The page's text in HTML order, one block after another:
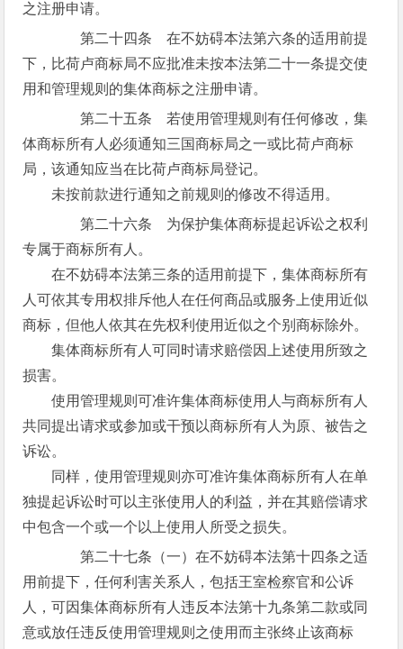
之注册申请。
第二十四条 在不妨碍本法第六条的适用前提
下，比荷卢商标局不应批准未按本法第二十一条提交使
用和管理规则的集体商标之注册申请。
第二十五条 若使用管理规则有任何修改，集
体商标所有人必须通知三国商标局之一或比荷卢商标
局，该通知应当在比荷卢商标局登记。
未按前款进行通知之前规则的修改不得适用。
第二十六条 为保护集体商标提起诉讼之权利
专属于商标所有人。
在不妨碍本法第三条的适用前提下，集体商标所有
人可依其专用权排斥他人在任何商品或服务上使用近似
商标，但他人依其在先权利使用近似之个别商标除外。
集体商标所有人可同时请求赔偿因上述使用所致之
损害。
使用管理规则可准许集体商标使用人与商标所有人
共同提出请求或参加或干预以商标所有人为原、被告之
诉讼。
同样，使用管理规则亦可准许集体商标所有人在单
独提起诉讼时可以主张使用人的利益，并在其赔偿请求
中包含一个或一个以上使用人所受之损失。
第二十七条（一）在不妨碍本法第十四条之适
用前提下，任何利害关系人，包括王室检察官和公诉
人，可因集体商标所有人违反本法第十九条第二款或同
意或放任违反使用管理规则之使用而主张终止该商标